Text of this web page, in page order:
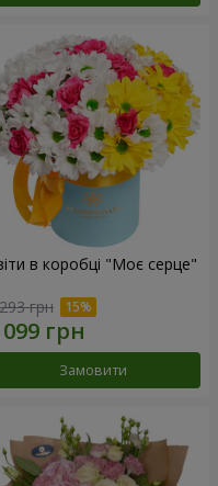
в коробці "Моє серце"
грн
Замовити